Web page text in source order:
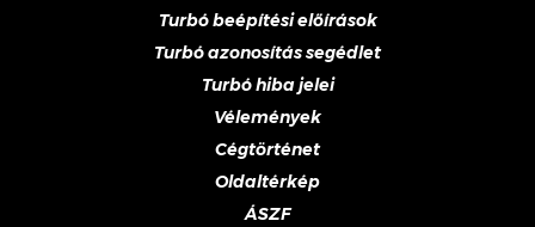
Turbó beépítési előírások
Turbó azonosítás segédlet
Turbó hiba jelei
Vélemények
Cégtörténet
Oldaltérkép
ÁSZF